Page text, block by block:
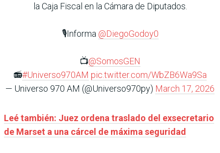
la Caja Fiscal en la Cámara de Diputados.
🎙️Informa @DiegoGodoy0
📺@SomosGEN
📻#Universo970AM pic.twitter.com/WbZB6Wa9Sa
— Universo 970 AM (@Universo970py) March 17, 2026
Leé también: Juez ordena traslado del exsecretario
de Marset a una cárcel de máxima seguridad